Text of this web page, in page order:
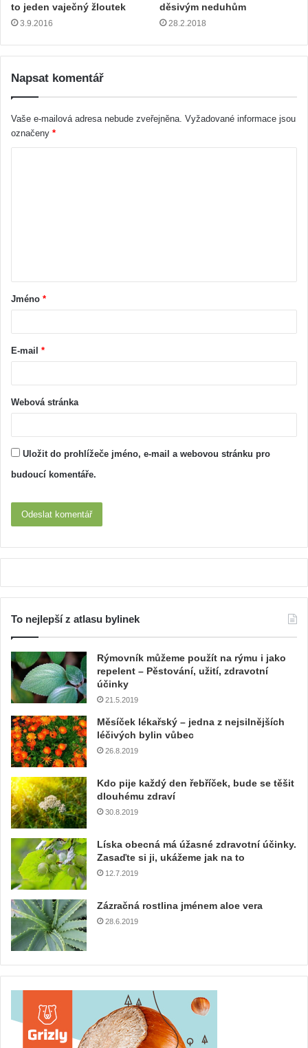
to jeden vaječný žloutek
3.9.2016
děsivým neduhům
28.2.2018
Napsat komentář
Vaše e-mailová adresa nebude zveřejněna. Vyžadované informace jsou
označeny *
Jméno *
E-mail *
Webová stránka
Uložit do prohlížeče jméno, e-mail a webovou stránku pro
budoucí komentáře.
To nejlepší z atlasu bylinek
Rýmovník můžeme použít na rýmu i jako
repelent – Pěstování, užití, zdravotní
účinky
21.5.2019
Měsíček lékařský – jedna z nejsilnějších
léčivých bylin vůbec
26.8.2019
Kdo pije každý den řebříček, bude se těšit
dlouhému zdraví
30.8.2019
Líska obecná má úžasné zdravotní účinky.
Zasaďte si ji, ukážeme jak na to
12.7.2019
Zázračná rostlina jménem aloe vera
28.6.2019